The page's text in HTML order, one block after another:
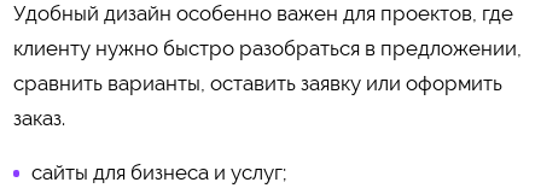
Удобный дизайн особенно важен для проектов, где
клиенту нужно быстро разобраться в предложении,
сравнить варианты, оставить заявку или оформить
заказ.
сайты для бизнеса и услуг;